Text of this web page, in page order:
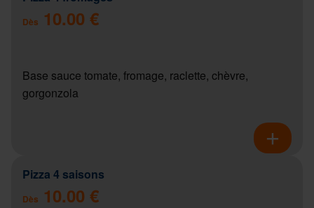
Dès 10.00 €
Base sauce tomate, fromage, raclette, chèvre,
gorgonzola
Pizza 4 saisons
Dès 10.00 €